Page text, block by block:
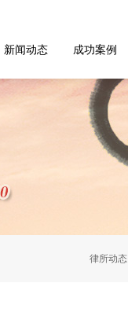
新闻动态 成功案例
律所动态